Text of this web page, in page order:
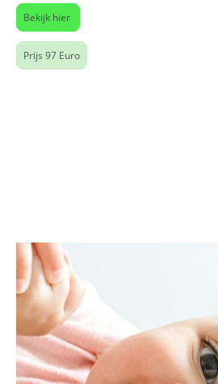
Bekijk hier
Prijs 97 Euro